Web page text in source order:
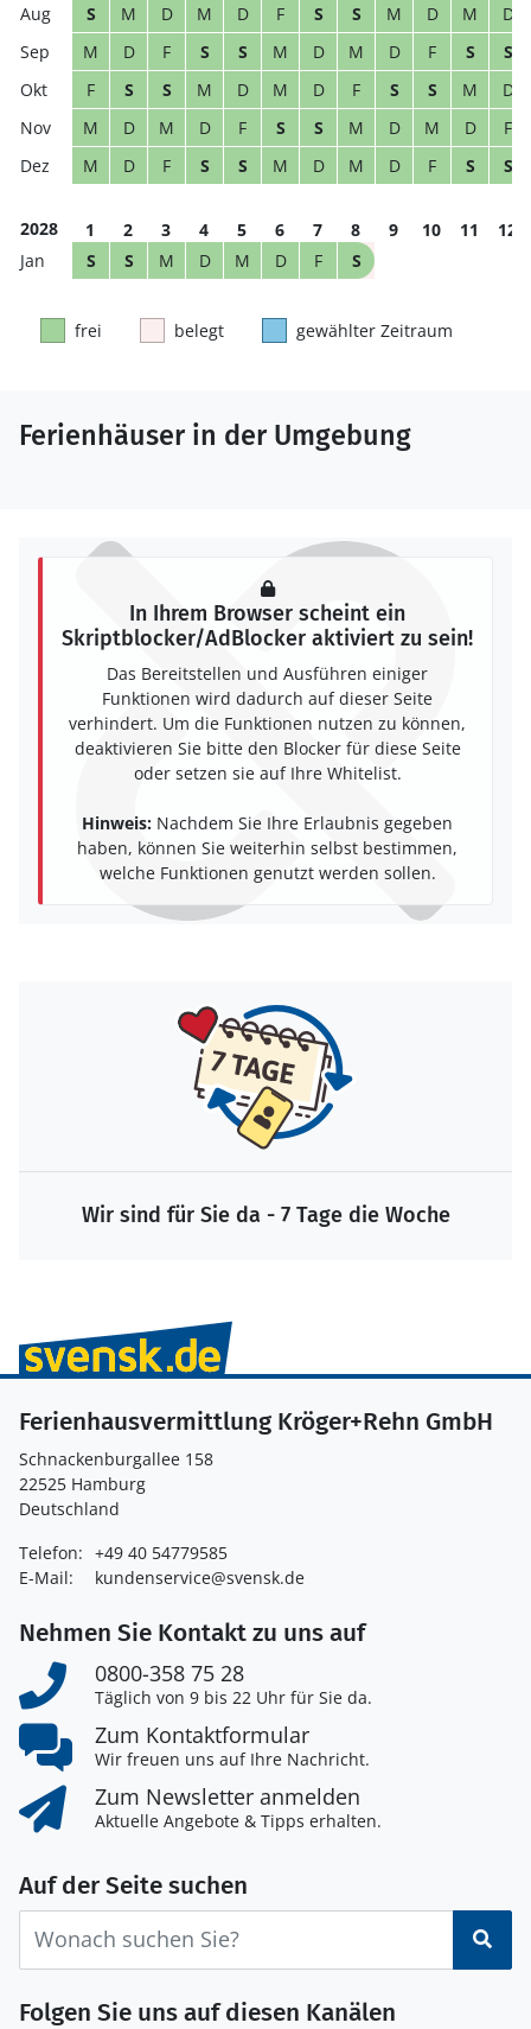
S M D M D F S S M D M
D
M
D F S S M D M D F S
S
F
S S M D M D F S S M
D
M
D M D F S S M D M D
F
M
D F S S M D M D F S S
2028 1 2 3 4 5 6 7 8 9 10 11
12
S
S M D M D F S
frei belegt gewählter Zeitraum
Ferienhäuser in der Umgebung
In Ihrem Browser scheint ein
Skriptblocker/AdBlocker aktiviert zu sein!
Das Bereitstellen und Ausführen einiger
Funktionen wird dadurch auf dieser Seite
verhindert. Um die Funktionen nutzen zu können,
deaktivieren Sie bitte den Blocker für diese Seite
oder setzen sie auf Ihre Whitelist.
Hinweis: Nachdem Sie Ihre Erlaubnis gegeben
haben, können Sie weiterhin selbst bestimmen,
welche Funktionen genutzt werden sollen.
Wir sind für Sie da - 7 Tage die Woche
Ferienhausvermittlung Kröger+Rehn GmbH
Schnackenburgallee 158
22525 Hamburg
Deutschland
Telefon: +49 40 54779585
E-Mail:
kundenservice@svensk.de
Nehmen Sie Kontakt zu uns auf
0800-358 75 28
Täglich von 9 bis 22 Uhr für Sie da.
Zum Kontaktformular
Wir freuen uns auf Ihre Nachricht.
Zum Newsletter anmelden
Aktuelle Angebote & Tipps erhalten.
Auf der Seite suchen
Folgen Sie uns auf diesen Kanälen